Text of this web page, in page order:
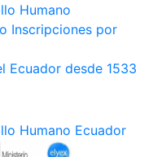
Humano
Inscripciones por
Ecuador desde 1533
Humano Ecuador